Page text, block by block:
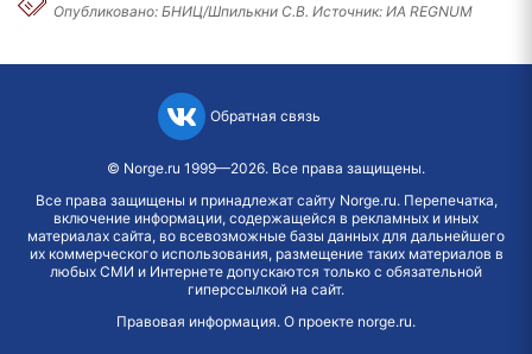
Опубликовано: БНИЦ/Шпилькни С.В. Источник: ИА REGNUM
Обратная связь
© Norge.ru 1999—2026. Все права защищены.
Все права защищены и принадлежат сайту Norge.ru. Перепечатка,
включение информации, содержащейся в рекламных и иных
материалах сайта, во всевозможные базы данных для дальнейшего
их коммерческого использования, размещение таких материалов в
любых СМИ и Интернете допускаются только с обязательной
гиперссылкой на сайт.
Правовая информация. О проекте norge.ru.